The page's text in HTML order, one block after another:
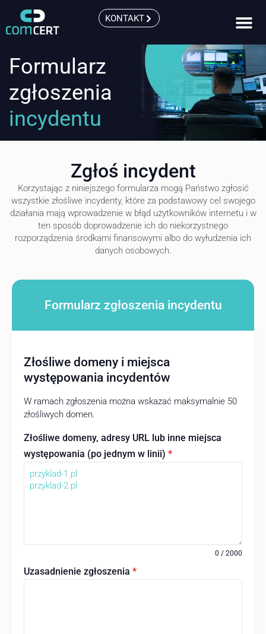
KONTAKT
Formularz
zgłoszenia
incydentu
Zgłoś incydent
Korzystając z niniejszego formularza mogą Państwo zgłosić
wszystkie złośliwe incydenty, które za podstawowy cel swojego
działania mają wprowadzenie w błąd użytkowników internetu i w
ten sposób doprowadzenie ich do niekorzystnego
rozporządzenia środkami finansowymi albo do wyłudzenia ich
danych osobowych.
Formularz zgłoszenia incydentu
Złośliwe domeny i miejsca
występowania incydentów
W ramach zgłoszenia można wskazać maksymalnie 50
złośliwych domen.
Złośliwe domeny, adresy URL lub inne miejsca
występowania (po jednym w linii) *
0 / 2000
Uzasadnienie zgłoszenia *